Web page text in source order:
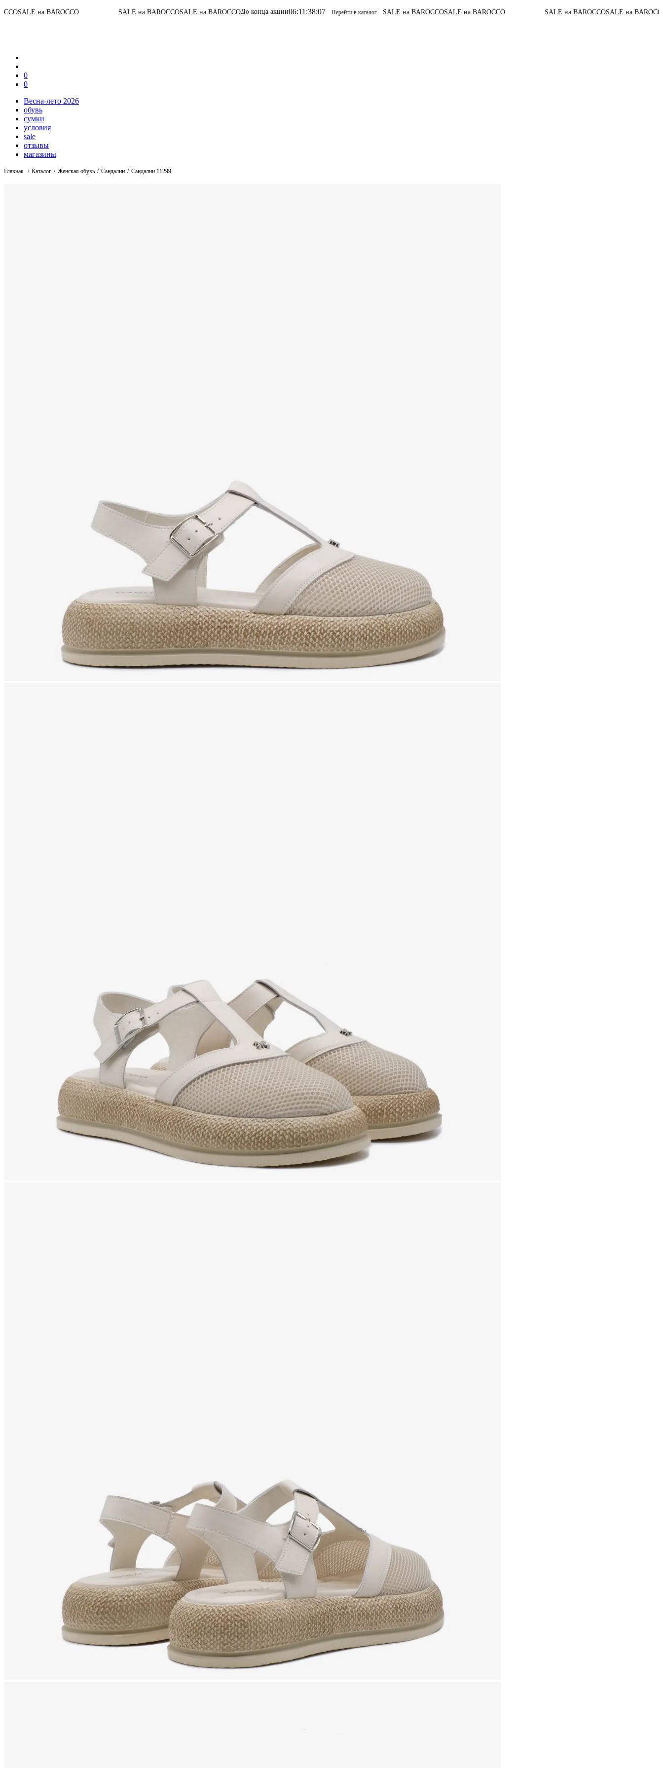
SALE на BAROCCOSALE на BAROCCOДо конца акции06:11:38:07 Перейти в каталог SALE на BAROCCOSALE на BAROCCO SALE на BAROCCOSALE на BAROCCOДо конца
0
0
Весна-лето 2026
обувь
сумки
условия
sale
отзывы
магазины
Главная Каталог Женская обувь Сандалии Сандалии 11299